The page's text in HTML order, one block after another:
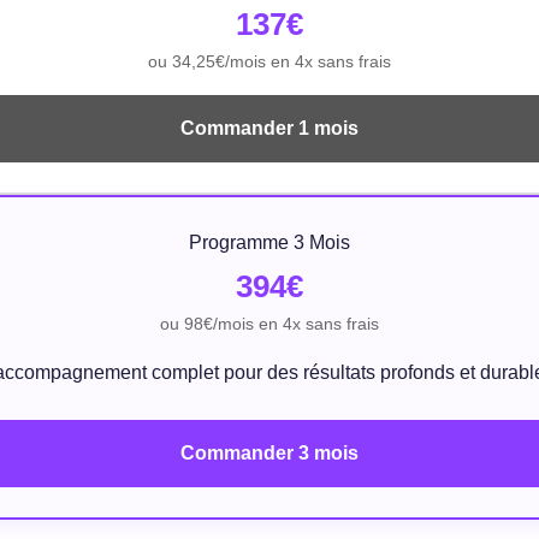
137€
ou 34,25€/mois en 4x sans frais
Commander 1 mois
Programme 3 Mois
394€
ou 98€/mois en 4x sans frais
complet pour des résultats profonds et
Commander 3 mois